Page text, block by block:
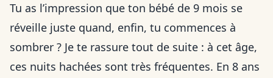
Tu as l’impression que ton bébé de 9 mois se
réveille juste quand, enfin, tu commences à
sombrer ? Je te rassure tout de suite : à cet âge,
ces nuits hachées sont très fréquentes. En 8 ans